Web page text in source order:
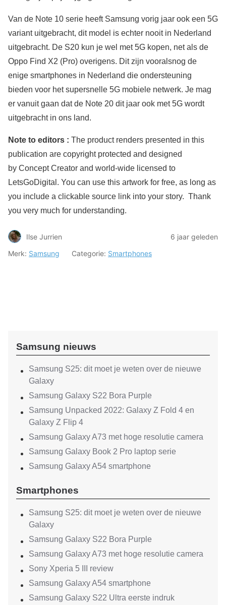
Van de Note 10 serie heeft Samsung vorig jaar ook een 5G
variant uitgebracht, dit model is echter nooit in Nederland
uitgebracht. De S20 kun je wel met 5G kopen, net als de
Oppo Find X2 (Pro) overigens. Dit zijn vooralsnog de
enige smartphones in Nederland die ondersteuning
bieden voor het supersnelle 5G mobiele netwerk. Je mag
er vanuit gaan dat de Note 20 dit jaar ook met 5G wordt
uitgebracht in ons land.
Note to editors : The product renders presented in this
publication are copyright protected and designed
by Concept Creator and world-wide licensed to
LetsGoDigital. You can use this artwork for free, as long as
you include a clickable source link into your story. Thank
you very much for understanding.
Ilse Jurrien
6 jaar geleden
Merk: Samsung Categorie: Smartphones
Samsung nieuws
Samsung S25: dit moet je weten over de nieuwe
Galaxy
Samsung Galaxy S22 Bora Purple
Samsung Unpacked 2022: Galaxy Z Fold 4 en
Galaxy Z Flip 4
Samsung Galaxy A73 met hoge resolutie camera
Samsung Galaxy Book 2 Pro laptop serie
Samsung Galaxy A54 smartphone
Smartphones
Samsung S25: dit moet je weten over de nieuwe
Galaxy
Samsung Galaxy S22 Bora Purple
Samsung Galaxy A73 met hoge resolutie camera
Sony Xperia 5 III review
Samsung Galaxy A54 smartphone
Samsung Galaxy S22 Ultra eerste indruk